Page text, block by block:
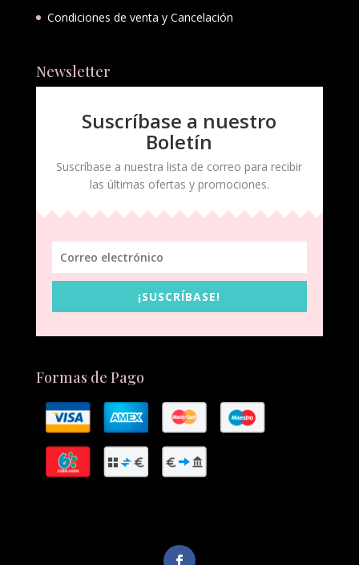
Condiciones de venta y Cancelación
Newsletter
Suscríbase a nuestro
Boletín
Suscríbase a nuestra lista de correo para recibir
las últimas ofertas y promociones.
¡SUSCRÍBASE!
Formas de Pago